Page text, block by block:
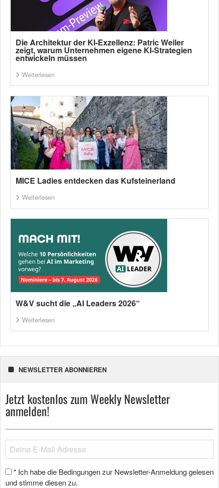
Die Architektur der KI-Exzellenz: Patric Weiler
zeigt, warum Unternehmen eigene KI-Strategien
entwickeln müssen
Weiterlesen
MICE Ladies entdecken das Kufsteinerland
Weiterlesen
W&V sucht die „AI Leaders 2026“
Weiterlesen
NEWSLETTER ABONNIEREN
Jetzt kostenlos zum Weekly Newsletter
anmelden!
* Ich habe die Bedingungen zur Newsletter-Anmeldung gelesen
und stimme diesen zu.